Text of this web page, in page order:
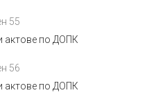
55
актове по ДОПК
56
актове по ДОПК